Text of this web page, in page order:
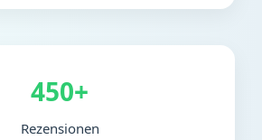
450+
Rezensionen